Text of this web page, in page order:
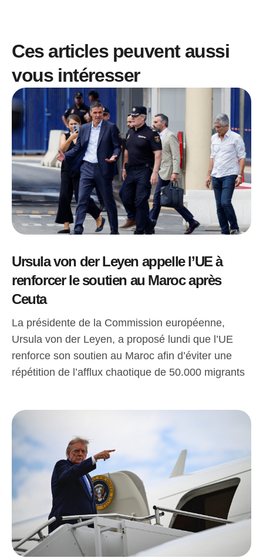
Ces articles peuvent aussi
vous intéresser
Ursula von der Leyen appelle l’UE à
renforcer le soutien au Maroc après
Ceuta
La présidente de la Commission européenne,
Ursula von der Leyen, a proposé lundi que l’UE
renforce son soutien au Maroc afin d’éviter une
répétition de l’afflux chaotique de 50.000 migrants